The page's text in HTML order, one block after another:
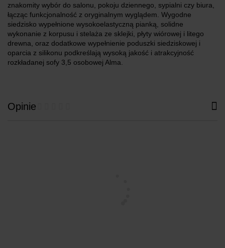
znakomity wybór do salonu, pokoju dziennego, sypialni czy biura,
łącząc funkcjonalność z oryginalnym wyglądem. Wygodne
siedzisko wypełnione wysokoelastyczną pianką, solidne
wykonanie z korpusu i stelaża ze sklejki, płyty wiórowej i litego
drewna, oraz dodatkowe wypełnienie poduszki siedziskowej i
oparcia z silikonu podkreślają wysoką jakość i atrakcyjność
rozkładanej sofy 3,5 osobowej Alma.
Opinie